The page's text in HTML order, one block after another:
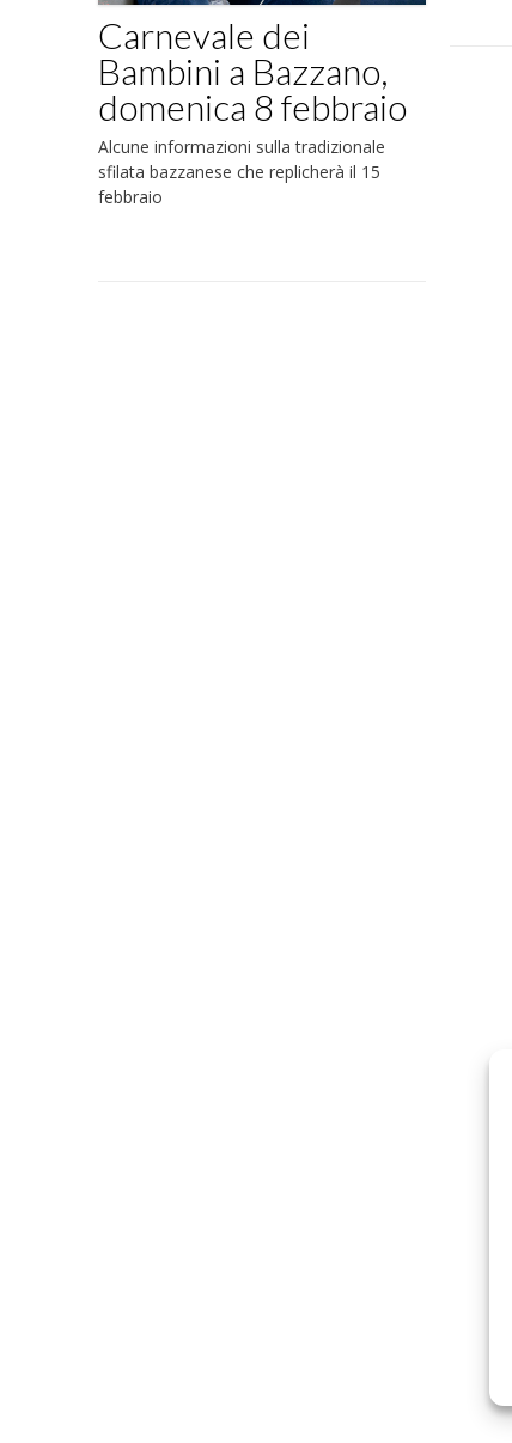
Carnevale dei
Bambini a Bazzano,
domenica 8 febbraio
Alcune informazioni sulla tradizionale
sfilata bazzanese che replicherà il 15
febbraio